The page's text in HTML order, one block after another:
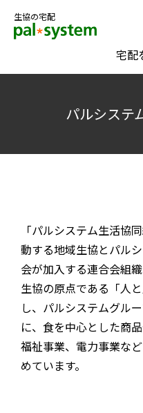
生協の宅配
宅配
パルシステ
「パルシステム生活協
動する地域生協とパル
会が加入する連合会組織
生協の原点である「人
し、パルシステムグル
に、食を中心とした商
福祉事業、電力事業な
めています。